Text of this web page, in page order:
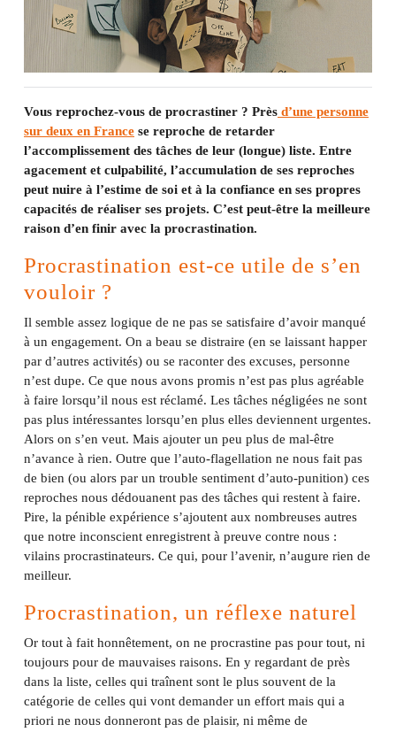
Vous reprochez-vous de procrastiner ? Près d’une personne
sur deux en France se reproche de retarder
l’accomplissement des tâches de leur (longue) liste. Entre
agacement et culpabilité, l’accumulation de ses reproches
peut nuire à l’estime de soi et à la confiance en ses propres
capacités de réaliser ses projets. C’est peut-être la meilleure
raison d’en finir avec la procrastination.
Procrastination est-ce utile de s’en
vouloir ?
Il semble assez logique de ne pas se satisfaire d’avoir manqué
à un engagement. On a beau se distraire (en se laissant happer
par d’autres activités) ou se raconter des excuses, personne
n’est dupe. Ce que nous avons promis n’est pas plus agréable
à faire lorsqu’il nous est réclamé. Les tâches négligées ne sont
pas plus intéressantes lorsqu’en plus elles deviennent urgentes.
Alors on s’en veut. Mais ajouter un peu plus de mal-être
n’avance à rien. Outre que l’auto-flagellation ne nous fait pas
de bien (ou alors par un trouble sentiment d’auto-punition) ces
reproches nous dédouanent pas des tâches qui restent à faire.
Pire, la pénible expérience s’ajoutent aux nombreuses autres
que notre inconscient enregistrent à preuve contre nous :
vilains procrastinateurs. Ce qui, pour l’avenir, n’augure rien de
meilleur.
Procrastination, un réflexe naturel
Or tout à fait honnêtement, on ne procrastine pas pour tout, ni
toujours pour de mauvaises raisons. En y regardant de près
dans la liste, celles qui traînent sont le plus souvent de la
catégorie de celles qui vont demander un effort mais qui a
priori ne nous donneront pas de plaisir, ni même de